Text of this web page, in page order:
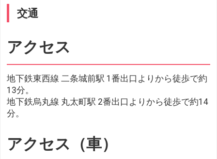
交通
アクセス
地下鉄東西線 二条城前駅 1番出口よりから徒歩で約
13分。
地下鉄烏丸線 丸太町駅 2番出口よりから徒歩で約14
分。
アクセス（車）